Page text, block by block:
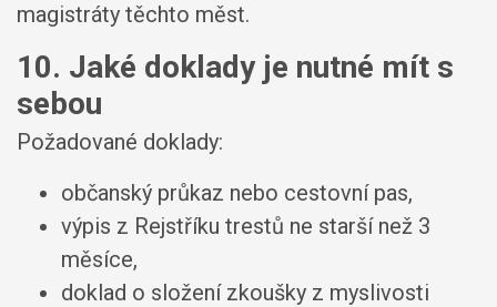
magistráty těchto měst.
10. Jaké doklady je nutné mít s
sebou
Požadované doklady:
občanský průkaz nebo cestovní pas,
výpis z Rejstříku trestů ne starší než 3
měsíce,
doklad o složení zkoušky z myslivosti